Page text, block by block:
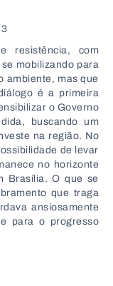
resistência, com
mobilizando para
ambiente, mas que
é a primeira
o Governo
buscando um
na região. No
de levar
no horizonte
Brasília. O que se
que traga
ansiosamente
para o progresso